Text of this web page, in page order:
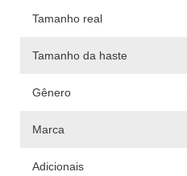
Tamanho real
Tamanho da haste
Gênero
Marca
Adicionais